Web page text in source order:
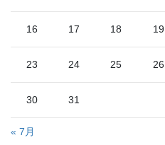
16 17 18 19
23 24 25 26
30 31
« 7月